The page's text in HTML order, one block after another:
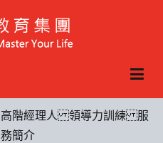
高階經理人 領導力訓練 服
務簡介